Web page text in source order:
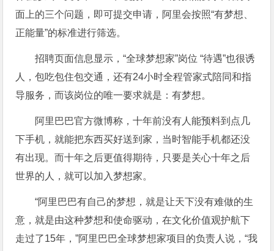
面上的三个问题，即可提交申请，阿里会按照“有梦想、
正能量”的标准进行筛选。
招聘页面信息显示，“全球梦想家”岗位 “待遇”也很诱
人，包吃包住包交通，还有24小时全程管家式陪同和指
导服务，而该岗位的唯一要求就是：有梦想。
阿里巴巴官方微博称，十年前没有人能预料到点几
下手机，就能把东西买好送到家，当时智能手机都还没
有出现。而十年之后更值得期待，只要是关心十年之后
世界的人，就可以加入梦想家。
“阿里巴巴有自己的梦想，就是让天下没有难做的生
意，就是由这种梦想和使命驱动，在文化价值观护航下
走过了15年，”阿里巴巴全球梦想家项目的负责人说，“我